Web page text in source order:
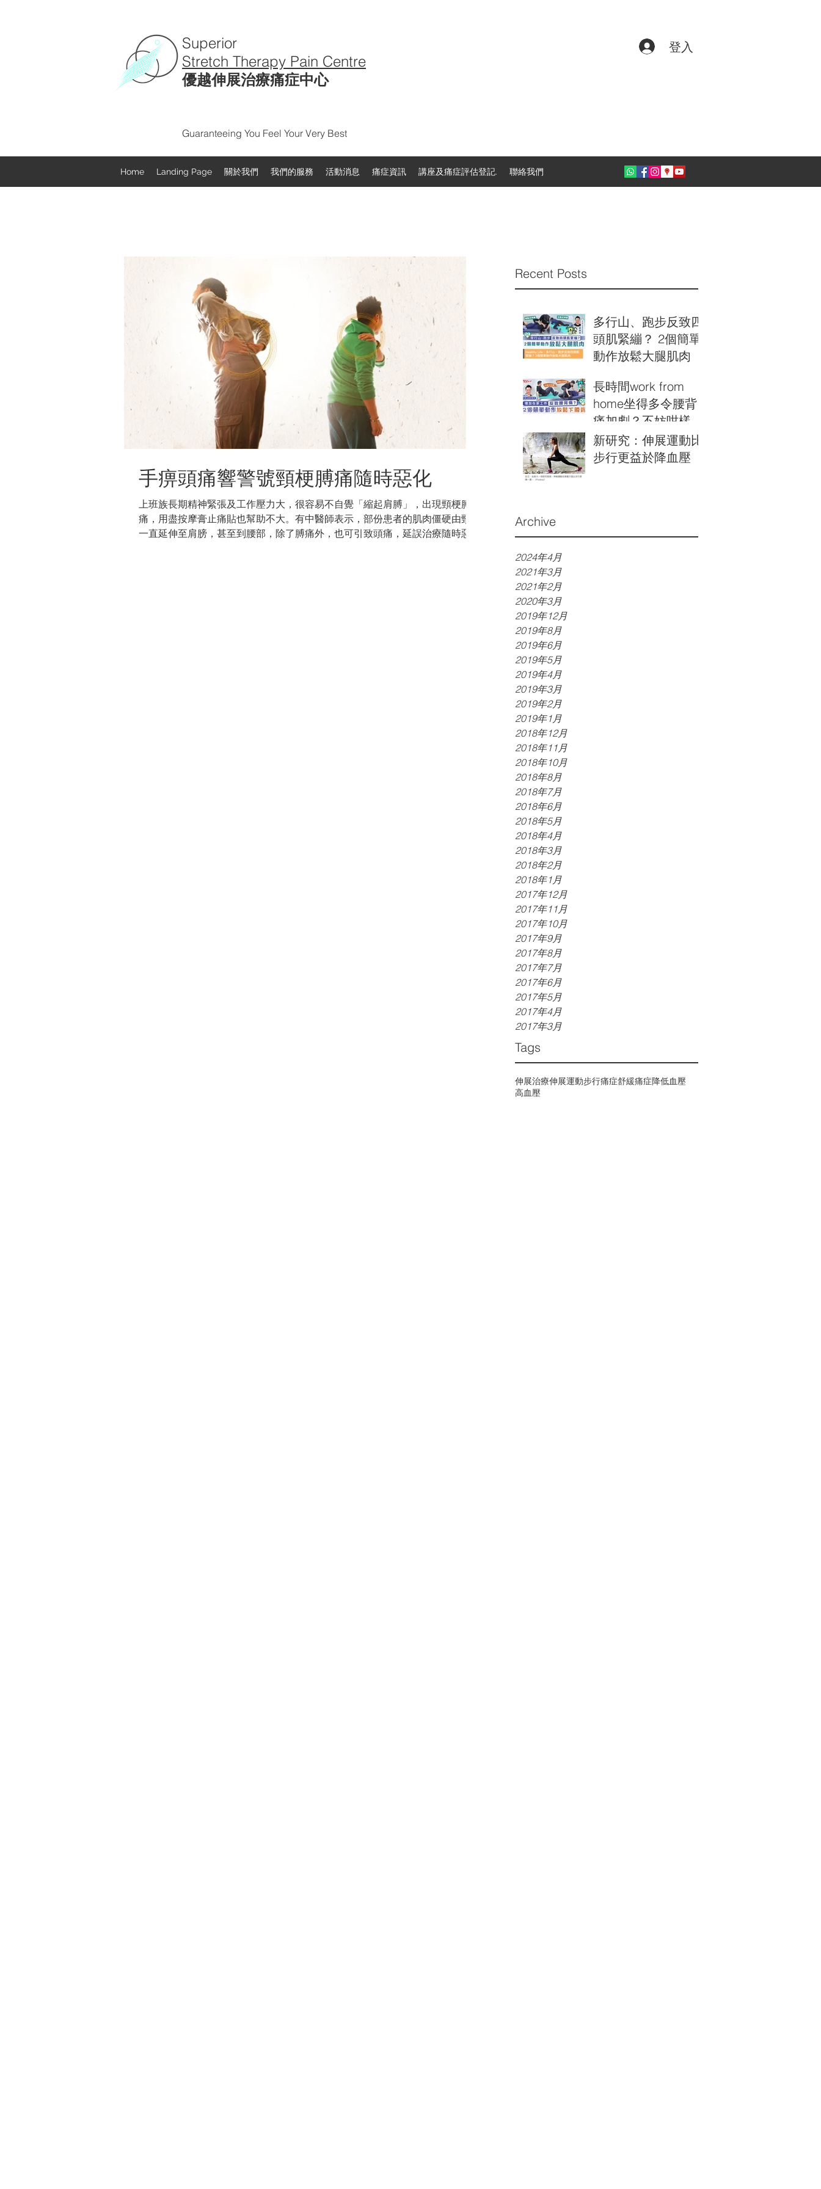
Superior
Stretch Therapy Pain Centre
優越伸展治療痛症中心
登入
Guaranteeing You Feel Your Very Best
Home Landing Page 關於我們 我們的服務 活動消息 痛症資訊 講座及痛症評估登記. 聯絡我們
Recent Posts
多行山、跑步反致四
頭肌緊繃？ 2個簡單
動作放鬆大腿肌肉
長時間work from
home坐得多令腰背
痛加劇￼？不妨咁樣
做！
新研究：伸展運動比
步行更益於降血壓
Archive
2024年4月
2021年3月
2021年2月
2020年3月
2019年12月
2019年8月
2019年6月
2019年5月
2019年4月
2019年3月
2019年2月
2019年1月
2018年12月
2018年11月
2018年10月
2018年8月
2018年7月
2018年6月
2018年5月
2018年4月
2018年3月
2018年2月
2018年1月
2017年12月
2017年11月
2017年10月
2017年9月
2017年8月
2017年7月
2017年6月
2017年5月
2017年4月
2017年3月
Tags
伸展治療伸展運動步行痛症舒緩痛症降低血壓
高血壓
手痹頭痛響警號頸梗膊痛隨時惡化
上班族長期精神緊張及工作壓力大，很容易不自覺「縮起肩膊」，出現頸梗膊
痛，用盡按摩膏止痛貼也幫助不大。有中醫師表示，部份患者的肌肉僵硬由頸部
一直延伸至肩膀，甚至到腰部，除了膊痛外，也可引致頭痛，延誤治療隨時惡化